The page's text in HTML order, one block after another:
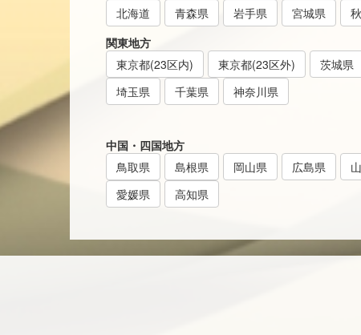
北海道
青森県 岩手県 宮城県
関東地方
東京都(23区内)
東京都(23区外) 茨城県
埼玉県
千葉県 神奈川県
中国・四国地方
鳥取県
島根県 岡山県 広島県
愛媛県
高知県